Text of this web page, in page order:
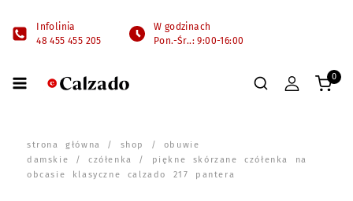
Infolinia
48 455 455 205
W godzinach
Pon.-Śr..: 9:00-16:00
0
strona główna / shop / obuwie
damskie /czółenka
/ piękne skórzane czółenka na
obcasie klasyczne calzado 217 pantera